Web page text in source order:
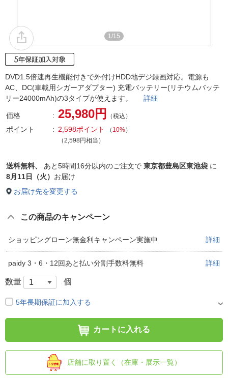
1/15
DVD1.5倍速再生機能付きで外付けHDD地デジ録画対応。電源も
AC、DC(車載用シガーアダプター) 充電バッテリー(リチウムバッテ
リー24000mAh)の3タイプが使えます。 詳細
価格 25,980円 （税込）
ポイント 2,598ポイント （ 10%）
（2,598円相当）
送料無料、 あと5時間16分以内のご注文で 東京都豊島区東池袋 に
8月11日（火） お届け
お届け先を変更する
この商品のキャンペーン
ショッピングローン無金利キャンペーン実施中 詳細
paidy 3・6・12回あと払い分割手数料無料 詳細
数量 個
5年長期保証に加入する
カートに入れる
店舗に取り置く（在庫・展示一覧）